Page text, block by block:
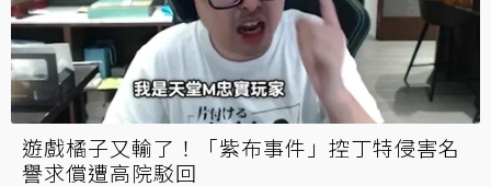
遊戲橘子又輸了！「紫布事件」控丁特侵害名
譽求償遭高院駁回